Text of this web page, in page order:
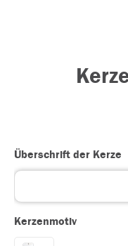
Überschrift der Kerze
Kerzenmotiv